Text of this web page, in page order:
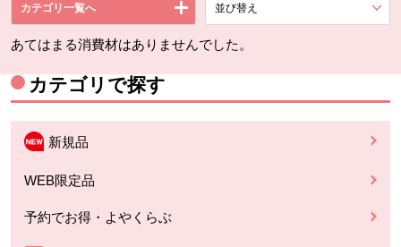
カテゴリ一覧へ 並び替え
あてはまる消費材はありませんでした。
カテゴリで探す
新規品
WEB限定品
予約でお得・よやくらぶ